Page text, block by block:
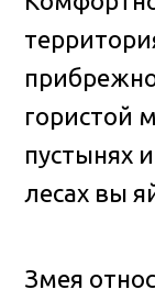
гористой
пустынях
лесах вы
Змея